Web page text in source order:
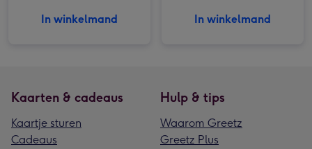
In winkelmand In winkelmand
Kaarten & cadeaus
Kaartje sturen
Cadeaus
Hulp & tips
Waarom Greetz
Greetz Plus